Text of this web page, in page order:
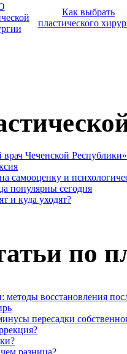
Как выбрать
пластического
Чеченской Республики»
самооценку и
популярны сегодня
и куда уходят?
по
методы восстановления
пересадки
разница?